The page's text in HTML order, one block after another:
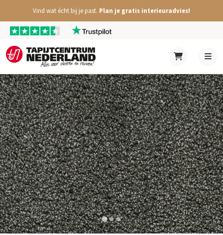
Vind wat écht bij je past. Plan je gratis interieuradvies!